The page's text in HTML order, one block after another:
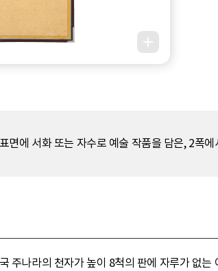
면에 서화 또는 자수로 예술 작품을 담은, 2폭
주나라의 천자가 높이 8척의 판에 자루가 없